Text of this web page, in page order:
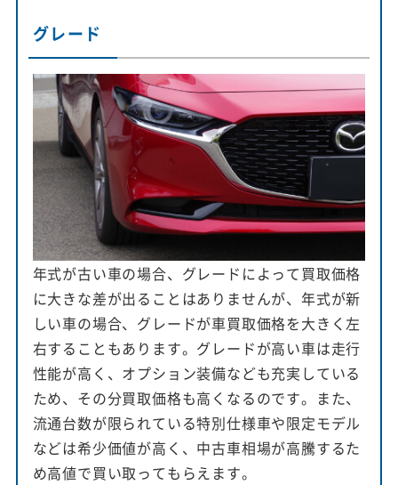
グレード
年式が古い車の場合、グレードによって買取価格
に大きな差が出ることはありませんが、年式が新
しい車の場合、グレードが車買取価格を大きく左
右することもあります。グレードが高い車は走行
性能が高く、オプション装備なども充実している
ため、その分買取価格も高くなるのです。また、
流通台数が限られている特別仕様車や限定モデル
などは希少価値が高く、中古車相場が高騰するた
め高値で買い取ってもらえます。